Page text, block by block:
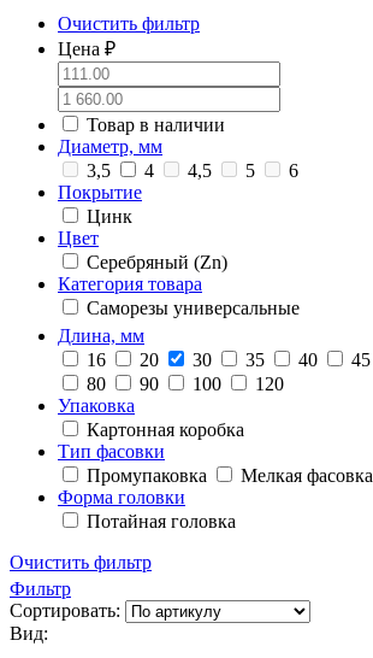
Очистить фильтр
Цена ₽
Товар в наличии
Диаметр, мм
3,5
4 4,5 5
6
Покрытие
Цинк
Цвет
Серебряный (Zn)
Категория товара
Саморезы универсальные
Длина, мм
16
20 30 35 40 45
80
90 100
120
Упаковка
Картонная коробка
Тип фасовки
Промупаковка
Мелкая фасовка
Форма головки
Потайная головка
Очистить фильтр
Фильтр
Сортировать:
Вид: